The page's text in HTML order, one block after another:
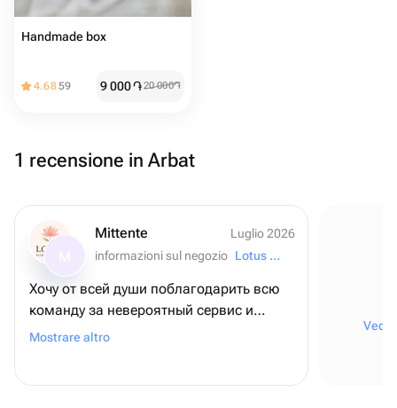
Handmade box
4.6859 9 000֏20 000֏
1 recensione in Arbat
Mittente
Luglio 2026
informazioni sul negozio
Lotus Flowers and Gifts
Хочу от всей души поблагодарить всю
команду за невероятный сервис и
внимание к деталям! ❤️ Для меня этот
Mostrare altro